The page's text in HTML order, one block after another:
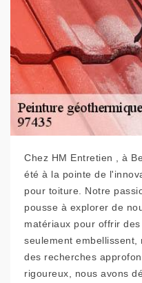
Chez HM Entretien , à
été à la pointe de
pour toiture. Notre
pousse à explorer de
matériaux pour offrir
seulement embellissent,
des recherches
rigoureux, nous avons